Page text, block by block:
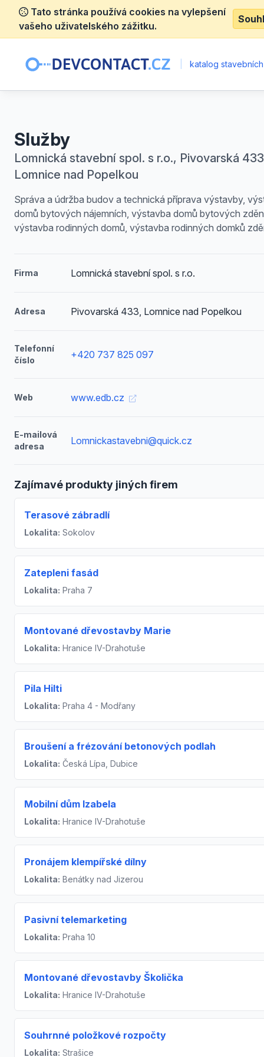
Tato stránka používá cookies na vylepšení
vašeho uživatelského zážitku.
katalog
Služby
Lomnická stavební spol. s r.o., Pivovarská
Lomnice nad Popelkou
Správa a údržba budov a technická příprava výstavby,
domů bytových nájemních, výstavba domů bytových
výstavba rodinných domů, výstavba rodinných domků
Firma Lomnická stavební spol. s r.o.
Adresa Pivovarská 433, Lomnice nad Popelkou
Telefonní
číslo
+420 737 825 097
Web www.edb.cz
E-mailová
adresa
Lomnickastavebni@quick.cz
Zajímavé produkty jiných firem
Terasové zábradlí
Lokalita: Sokolov
Zatepleni fasád
Lokalita: Praha 7
Montované dřevostavby Marie
Lokalita: Hranice IV-Drahotuše
Pila Hilti
Lokalita: Praha 4 - Modřany
Broušení a frézování betonových podlah
Lokalita: Česká Lípa, Dubice
Mobilní dům Izabela
Lokalita: Hranice IV-Drahotuše
Pronájem klempířské dílny
Lokalita: Benátky nad Jizerou
Pasivní telemarketing
Lokalita: Praha 10
Montované dřevostavby Školička
Lokalita: Hranice IV-Drahotuše
Souhrnné položkové rozpočty
Lokalita: Strašice